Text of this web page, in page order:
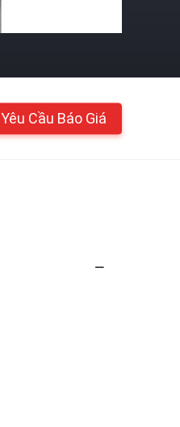
Yêu Cầu Báo Giá